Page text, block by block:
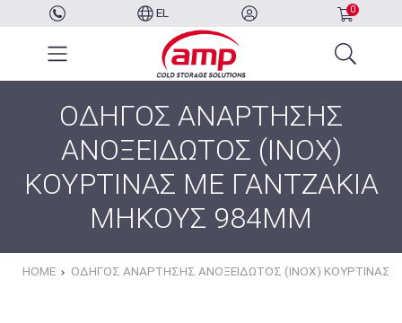
EL 0
ΟΔΗΓΟΣ ΑΝΑΡΤΗΣΗΣ
ΑΝΟΞΕΙΔΩΤΟΣ (INOX)
ΚΟΥΡΤΙΝΑΣ ΜΕ ΓΑΝΤΖΑΚΙΑ
ΜΗΚΟΥΣ 984MM
HOME ΟΔΗΓΟΣ ΑΝΑΡΤΗΣΗΣ ΑΝΟΞΕΙΔΩΤΟΣ (INOX) ΚΟΥΡΤΙΝΑΣ